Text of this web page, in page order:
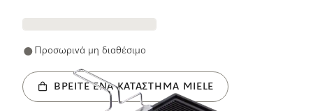
Προσωρινά μη διαθέσιμο
ΒΡΕΊΤΕ ΈΝΑ ΚΑΤΆΣΤΗΜΑ MIELE